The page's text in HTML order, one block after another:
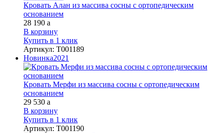
Кровать Алан из массива сосны с ортопедическим
основанием
28 190 a
В корзину
Купить в 1 клик
Артикул: Т001189
Новинка2021
Кровать Мерфи из массива сосны с ортопедическим
основанием
29 530 a
В корзину
Купить в 1 клик
Артикул: Т001190